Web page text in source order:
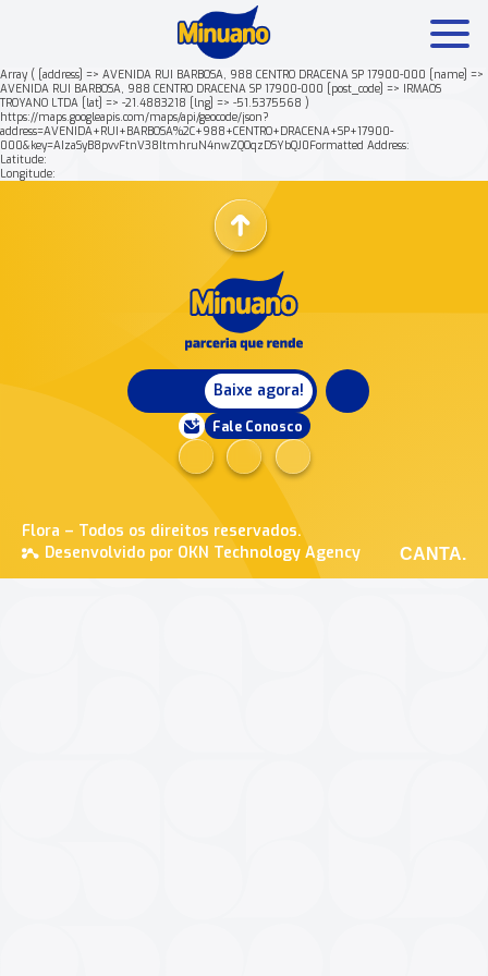
Array ( [address] => AVENIDA RUI BARBOSA, 988 CENTRO DRACENA SP 17900-000 [name] =>
AVENIDA RUI BARBOSA, 988 CENTRO DRACENA SP 17900-000 [post_code] => IRMAOS
TROYANO LTDA [lat] => -21.4883218 [lng] => -51.5375568 )
https://maps.googleapis.com/maps/api/geocode/json?
address=AVENIDA+RUI+BARBOSA%2C+988+CENTRO+DRACENA+SP+17900-
000&key=AIzaSyB8pvvFtnV38ItmhruN4nwZQOqzDSYbQJ0Formatted Address:
Latitude:
Longitude:
Baixe agora!
Fale Conosco
Flora – Todos os direitos reservados.
Desenvolvido por OKN Technology Agency
CANTA.
Mais buscados: Produtos Minuano Rende +
Nossa história